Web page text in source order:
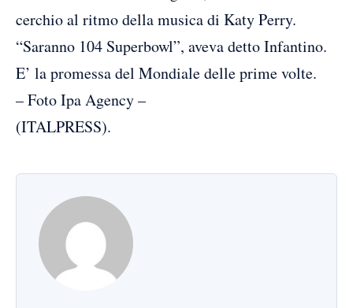
cerchio al ritmo della musica di Katy Perry.
“Saranno 104 Superbowl”, aveva detto Infantino.
E’ la promessa del Mondiale delle prime volte.
– Foto Ipa Agency –
(ITALPRESS).